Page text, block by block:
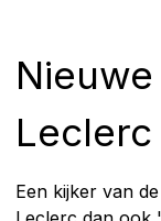
Leclerc
Een kijker van de